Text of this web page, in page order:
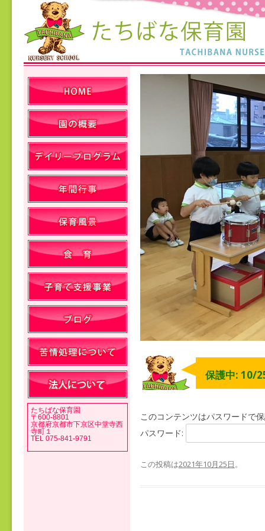
保護中: 10/
このコンテンツはパスワードで
パスワード:
この投稿は2021年10月25日。
たちばな保育園
〒600-8801
京都府京都市下京区中堂寺西
寺町１
TEL 075-841-9791